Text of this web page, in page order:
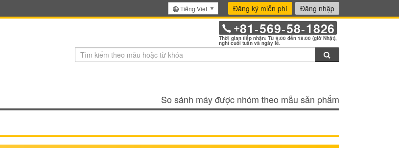
Tiếng Việt Đăng ký miễn phí Đăng nhập
+81 -569-58-1826
Thời gian tiếp nhận: Từ 9:00 đến 18:00 (giờ Nhật),
nghỉ cuối tuần và ngày lễ.
So sánh máy được nhóm theo mẫu sản phẩm